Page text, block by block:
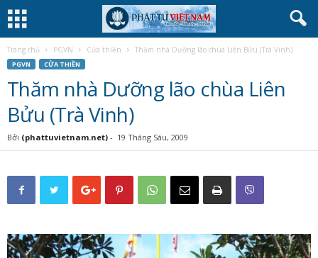
Trang chủ PGVN Cửa thiền Thăm nhà Dưỡng lão chùa Liên Bửu (Trà Vinh)
PGVN CỬA THIỀN
Thăm nhà Dưỡng lão chùa Liên
Bửu (Trà Vinh)
Bởi (phattuvietnam.net) - 19 Tháng Sáu, 2009